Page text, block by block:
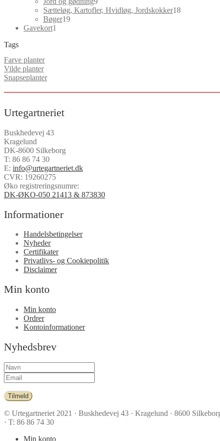
varer
Sætteløg, Kartofler, Hvidløg, Jordskokker1818
Bøger1919
Gavekort1
Tags
Farve planter
Vilde planter
Snapseplanter
Urtegartneriet
Buskhedevej 43
Kragelund
DK-8600 Silkeborg
T: 86 86 74 30
E: info@urtegartneriet.dk
CVR: 19260275
Øko registreringsnumre:
DK-ØKO-050 21413 & 873830
Informationer
Handelsbetingelser
Nyheder
Certifikater
Privatlivs- og Cookiepolitik
Disclaimer
Min konto
Min konto
Ordrer
Kontoinformationer
Nyhedsbrev
Tilmeld
© Urtegartneriet 2021 · Buskhedevej 43 · Kragelund · 8600
· T: 86 86 74 30
Min konto